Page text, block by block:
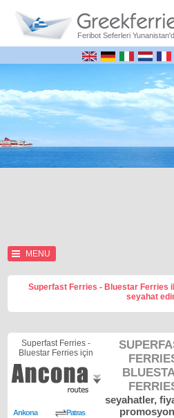
Feribot Seferleri
MENU
Superfast Ferries - Bluestar Ferries
seyahat
Superfast Ferries -
Bluestar Ferries için
Ankona Patras
seyahatler,